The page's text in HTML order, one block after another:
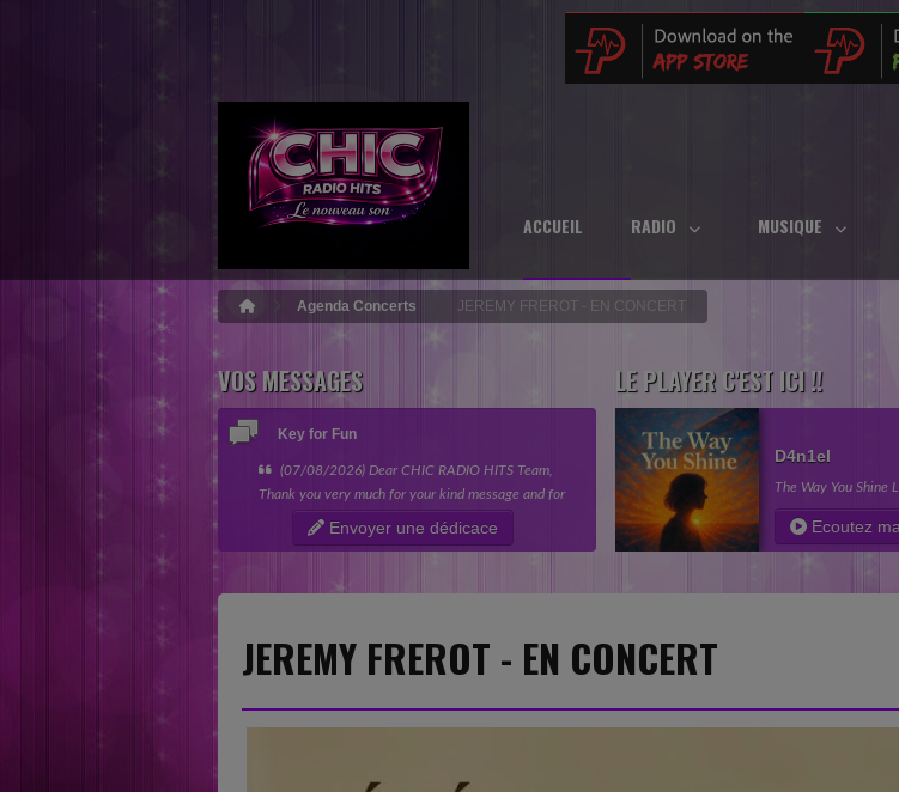
ACCUEIL RADIO MUSIQUE
Agenda Concerts JEREMY FREROT - EN CONCERT
VOS MESSAGES
Key for Fun
(07/08/2026) Dear CHIC RADIO HITS Team,
Thank you very much for your kind message and for
giving my song the opportunity to be featured in your
“Nouvelles sensations” category....
Envoyer une dédicace
LE PLAYER C'EST ICI !!
D4n1el
The Way You Shine
Ecoutez
JEREMY FREROT - EN CONCERT